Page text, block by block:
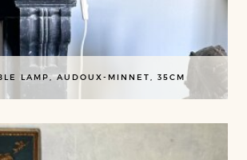
LAMP, AUDOUX-MINNET, 35CM